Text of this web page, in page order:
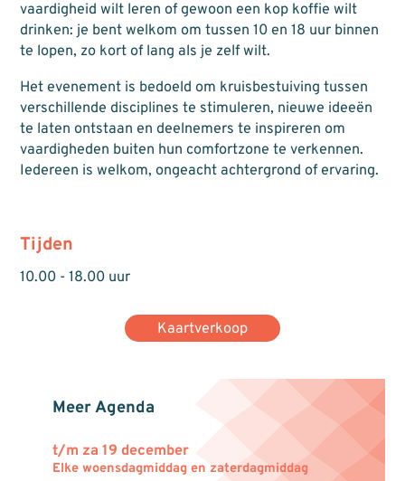
vaardigheid wilt leren of gewoon een kop koffie wilt
drinken: je bent welkom om tussen 10 en 18 uur binnen
te lopen, zo kort of lang als je zelf wilt.
Het evenement is bedoeld om kruisbestuiving tussen
verschillende disciplines te stimuleren, nieuwe ideeën
te laten ontstaan en deelnemers te inspireren om
vaardigheden buiten hun comfortzone te verkennen.
Iedereen is welkom, ongeacht achtergrond of ervaring.
Tijden
10.00 - 18.00 uur
Kaartverkoop
Meer Agenda
t/m za 19 december
Elke woensdagmiddag en zaterdagmiddag